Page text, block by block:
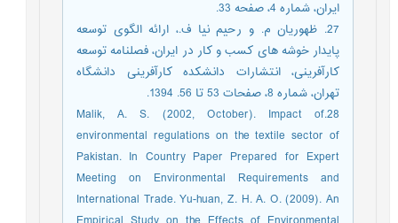
ایران، شماره 4، صفحه 33.
27. ظهوریان م. و رحیم نیا ف.، ارائه الگوی توسعه
پایدار خوشه های کسب و کار در ایران، فصلنامه توسعه
کارآفرینی، انتشارات دانشکده کارآفرینی دانشگاه
تهران، شماره 8، صفحات 53 تا 56. 1394.
28.Malik, A. S. (2002, October). Impact of
environmental regulations on the textile sector of
Pakistan. In Country Paper Prepared for Expert
Meeting on Environmental Requirements and
International Trade. Yu-huan, Z. H. A. O. (2009). An